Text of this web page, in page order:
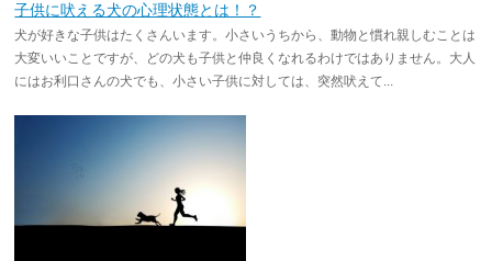
子供に吠える犬の心理状態とは！？
犬が好きな子供はたくさんいます。小さいうちから、動物と慣れ親しむことは
大変いいことですが、どの犬も子供と仲良くなれるわけではありません。大人
にはお利口さんの犬でも、小さい子供に対しては、突然吠えて...